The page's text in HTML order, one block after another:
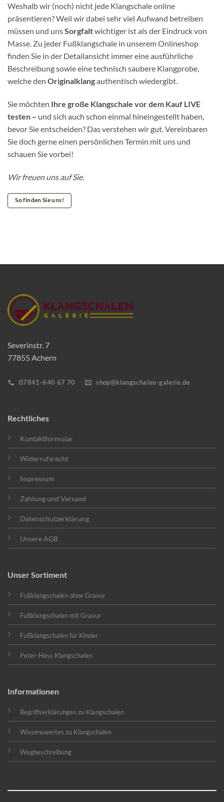
Weshalb wir (noch) nicht jede Klangschale online
präsentieren? Weil wir dabei sehr viel Aufwand betreiben
müssen und unsSorgfaltwichtiger ist als der Eindruck von
Masse. Zu jeder Fußklangschale in unserem Onlineshop
finden Sie in der Detailansicht immer eine ausführliche
Beschreibung sowie eine technisch saubere Klangprobe,
welche den Originalklangauthentisch wiedergibt.
Sie möchten Ihre große Klangschale vor dem Kauf LIVE
testen – und sich auch schon einmal hineingestellt haben,
bevor Sie entscheiden? Das verstehen wir gut. Vereinbaren
Sie doch gerne einen persönlichen Termin mit uns und
schauen Sie vorbei!
Wir freuen uns auf Sie.
So finden Sie uns!
Severinstr. 7
77855 Achern
07841-640 67 70 shop@klangschalen-galerie.de
Rechtliches
Kontaktformular
Widerrufsrecht
Impressum
Zahlung und Versand
Datenschutzerklärung
Unsere AGB
Unser Sortiment
Fußklangschalen ohne Gravur
Fußklangschalen mit Gravur
Fußklangschalen für Kinder
Peter-Hess Klangschalen
Informationen
Begriffserklärungen zu Klangschalen
Wissenswertes zu Klangschalen
Wegbeschreibung